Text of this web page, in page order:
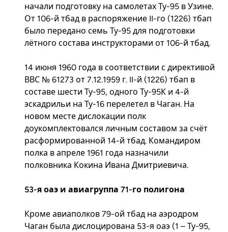
начали подготовку на самолетах Ту-95 в Узине.
От 106-й тбад в распоряжение II-го (1226) тбап
было передано семь Ту-95 для подготовки
лётного состава инструкторами от 106-й тбад.
14 июня 1960 года в соответствии с директивой
ВВС № 61273 от 7.12.1959 г. II-й (1226) тбап в
составе шести Ту-95, одного Ту-95К и 4-й
эскадрильи на Ту-16 перелетел в Чаган. На
новом месте дислокации полк
доукомплектовался личным составом за счёт
расформированной 14-й тбад. Командиром
полка в апреле 1961 года назначили
полковника Кокина Ивана Дмитриевича.
53-я оаэ и авиагруппа 71-го полигона
Кроме авиаполков 79-ой тбад на аэродром
Чаган была дислоцирована 53-я оаэ (1 – Ту-95,